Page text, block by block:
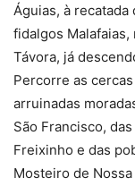
Águias, à recatada
fidalgos
Távora, já
Percorre as
arruinadas
São Francisco,
Freixinho e das
Mosteiro de